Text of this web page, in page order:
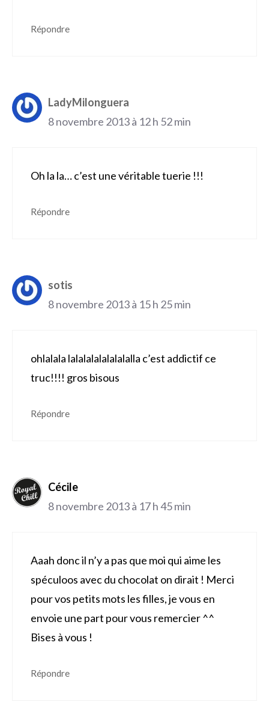
Répondre
LadyMilonguera
8 novembre 2013 à 12 h 52 min
Oh la la… c’est une véritable tuerie !!!
Répondre
sotis
8 novembre 2013 à 15 h 25 min
ohlalala lalalalalalalalalla c’est addictif ce
truc!!!! gros bisous
Répondre
Cécile
8 novembre 2013 à 17 h 45 min
Aaah donc il n’y a pas que moi qui aime les
spéculoos avec du chocolat on dirait ! Merci
pour vos petits mots les filles, je vous en
envoie une part pour vous remercier ^^
Bises à vous !
Répondre